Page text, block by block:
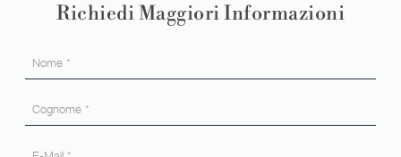
Richiedi Maggiori Informazioni